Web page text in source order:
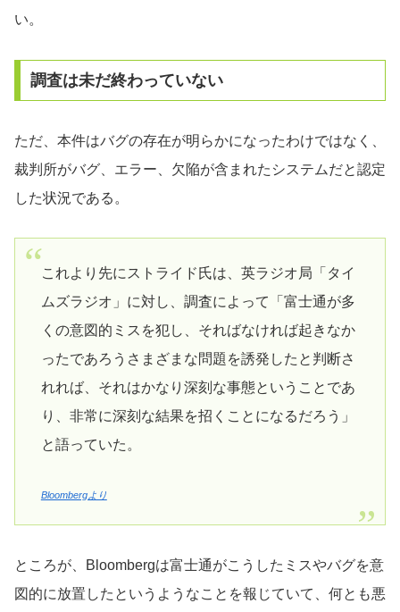
い。
調査は未だ終わっていない
ただ、本件はバグの存在が明らかになったわけではなく、
裁判所がバグ、エラー、欠陥が含まれたシステムだと認定
した状況である。
これより先にストライド氏は、英ラジオ局「タイ
ムズラジオ」に対し、調査によって「富士通が多
くの意図的ミスを犯し、そればなければ起きなか
ったであろうさまざまな問題を誘発したと判断さ
れれば、それはかなり深刻な事態ということであ
り、非常に深刻な結果を招くことになるだろう」
と語っていた。
Bloombergより
ところが、Bloombergは富士通がこうしたミスやバグを意
図的に放置したというようなことを報じていて、何とも悪